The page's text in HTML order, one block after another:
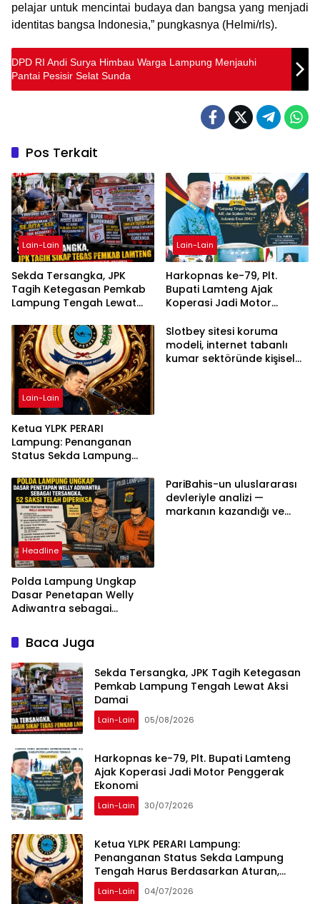
pelajar untuk mencintai budaya dan bangsa yang menjadi
identitas bangsa Indonesia,” pungkasnya (Helmi/rls).
DPD RI Andi Surya Himbau Warga Lampung Menjauhi
Pantai Pesisir Selat Sunda
Pos Terkait
Lain-Lain
Sekda Tersangka, JPK
Tagih Ketegasan Pemkab
Lampung Tengah Lewat
Lain-Lain
Harkopnas ke-79, Plt.
Bupati Lamteng Ajak
Koperasi Jadi Motor
Lain-Lain
Ketua YLPK PERARI
Lampung: Penanganan
Status Sekda Lampung
Berdasarkan Aturan,
Bukan Tekanan Opini
Slotbey sitesi koruma
modeli, internet tabanlı
kumar sektöründe kişisel
Headline
Polda Lampung Ungkap
Dasar Penetapan Welly
Adiwantra sebagai
Diperiksa
PariBahis-un uluslararası
devleriyle analizi —
markanın kazandığı ve
Baca Juga
Sekda Tersangka, JPK Tagih Ketegasan
Pemkab Lampung Tengah Lewat Aksi
Damai
Lain-Lain 05/08/2026
Harkopnas ke-79, Plt. Bupati Lamteng
Ajak Koperasi Jadi Motor Penggerak
Ekonomi
Lain-Lain 30/07/2026
Ketua YLPK PERARI Lampung:
Penanganan Status Sekda Lampung
Tengah Harus Berdasarkan Aturan,
Bukan Tekanan Opini
Lain-Lain 04/07/2026